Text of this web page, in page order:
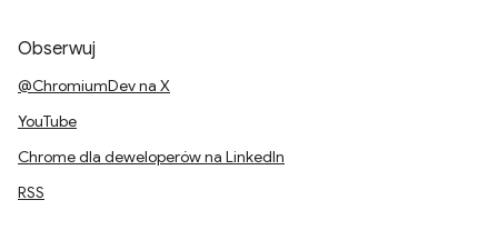
Obserwuj
@ChromiumDev na X
YouTube
Chrome dla deweloperów na LinkedIn
RSS